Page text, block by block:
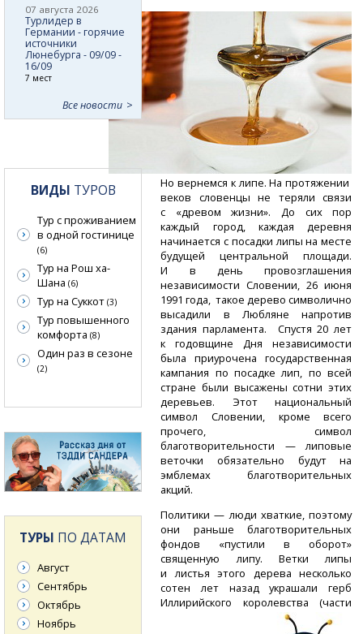
Но вернемся к липе. На протяжении
веков словенцы не теряли связи
с «древом жизни». До сих пор
каждый город, каждая деревня
начинается с посадки липы на месте
будущей центральной площади.
И в день провозглашения
независимости Словении, 26 июня
1991 года, такое дерево символично
высадили в Любляне напротив
здания парламента. Спустя 20 лет
к годовщине Дня независимости
была приурочена государственная
кампания по посадке лип, по всей
стране были высажены сотни этих
деревьев. Этот национальный
символ Словении, кроме всего
прочего, символ
благотворительности — липовые
веточки обязательно будут на
эмблемах благотворительных
акций.
Политики — люди хваткие, поэтому
они раньше благотворительных
фондов «пустили в оборот»
священную липу. Ветки липы
и листья этого дерева несколько
сотен лет назад украшали герб
Иллирийского королевства (части
07 августа 2026
Турлидер в
Германии - горячие
источники
Люнебурга - 09/09 -
16/09
7 мест
Все новости
ВИДЫ ТУРОВ
Тур с проживанием
в одной гостинице
(6)
Тур на Рош ха-
Шана (6)
Тур на Суккот (3)
Тур повышенного
комфорта (8)
Один раз в сезоне
(2)
ТУРЫ ПО ДАТАМ
Август
Сентябрь
Октябрь
Ноябрь